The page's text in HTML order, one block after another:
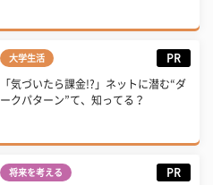
大学生活 PR
「気づいたら課金!?」ネットに潜む“ダ
ークパターン”て、知ってる？
将来を考える PR